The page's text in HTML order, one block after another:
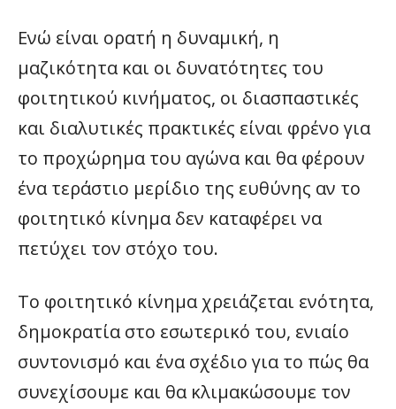
Ενώ είναι ορατή η δυναμική, η
μαζικότητα και οι δυνατότητες του
φοιτητικού κινήματος, οι διασπαστικές
και διαλυτικές πρακτικές είναι φρένο για
το προχώρημα του αγώνα και θα φέρουν
ένα τεράστιο μερίδιο της ευθύνης αν το
φοιτητικό κίνημα δεν καταφέρει να
πετύχει τον στόχο του.
Το φοιτητικό κίνημα χρειάζεται ενότητα,
δημοκρατία στο εσωτερικό του, ενιαίο
συντονισμό και ένα σχέδιο για το πώς θα
συνεχίσουμε και θα κλιμακώσουμε τον